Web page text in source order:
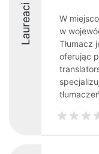
Laureaci
W
w
Tłumacz
oferując